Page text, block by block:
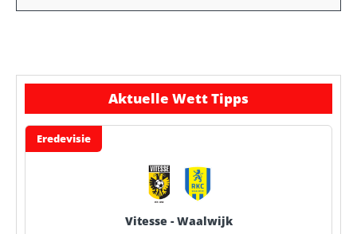
Aktuelle Wett Tipps
Eredevisie
Vitesse - Waalwijk